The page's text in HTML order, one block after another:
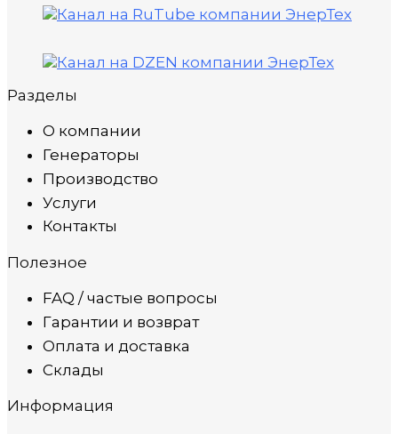
Разделы
О компании
Генераторы
Производство
Услуги
Контакты
Полезное
FAQ / частые вопросы
Гарантии и возврат
Оплата и доставка
Склады
Информация